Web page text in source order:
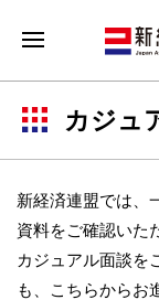
カジュ
新経済連盟では、
資料をご確認いた
カジュアル面談を
も、こちらからお